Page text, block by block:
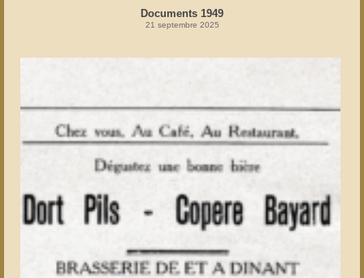
Documents 1949
21 septembre 2025